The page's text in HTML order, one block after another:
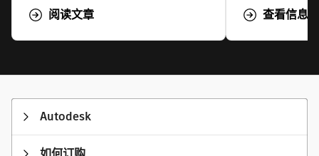
阅读文章 查看信息图
Autodesk